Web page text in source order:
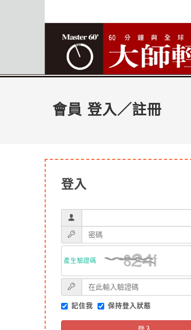
會員 登入／註冊
登入
產生驗證碼
記住我 保持登入狀態